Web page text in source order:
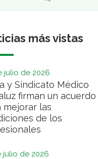
más vistas
julio de 2026
y Sindicato Médico
firman un acuerdo
mejorar las
de los
julio de 2026